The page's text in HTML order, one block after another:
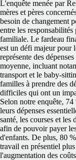
L'enquête menée par
mères et pères
besoin de changement
entre les
familiale. Le fardeau
est un défi majeur pour
représente des
moyenne, incluant
transport et le baby-
familles à prendre des
difficiles qui ont un
Selon notre enquête,
leurs dépenses
santé, les courses et les
afin de pouvoir payer
d'enfants. De plus, 80
travail en présentiel
l'augmentation des